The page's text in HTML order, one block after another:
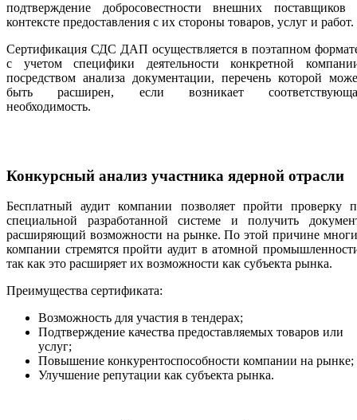
подтверждение добросовестности внешних поставщиков
контексте предоставления с их стороны товаров, услуг и работ.
Сертификация СДС ДАП осуществляется в поэтапном
с учетом специфики деятельности конкретной
посредством анализа документации, перечень которой
быть расширен, если возникает
необходимость.
Конкурсный анализ участника ядерной отрасли
Бесплатный аудит компании позволяет пройти проверку
специальной разработанной системе и получить
расширяющий возможности на рынке. По этой причине
компании стремятся пройти аудит в атомной
так как это расширяет их возможности как субъекта рынка.
Преимущества сертификата:
Возможность для участия в тендерах;
Подтверждение качества предоставляемых товаров или
услуг;
Повышение конкурентоспособности компании на рынке;
Улучшение репутации как субъекта рынка.